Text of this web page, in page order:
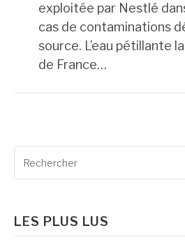
exploitée par Nestlé
cas de contaminations
source. L’eau pétillante
de France…
LES PLUS LUS